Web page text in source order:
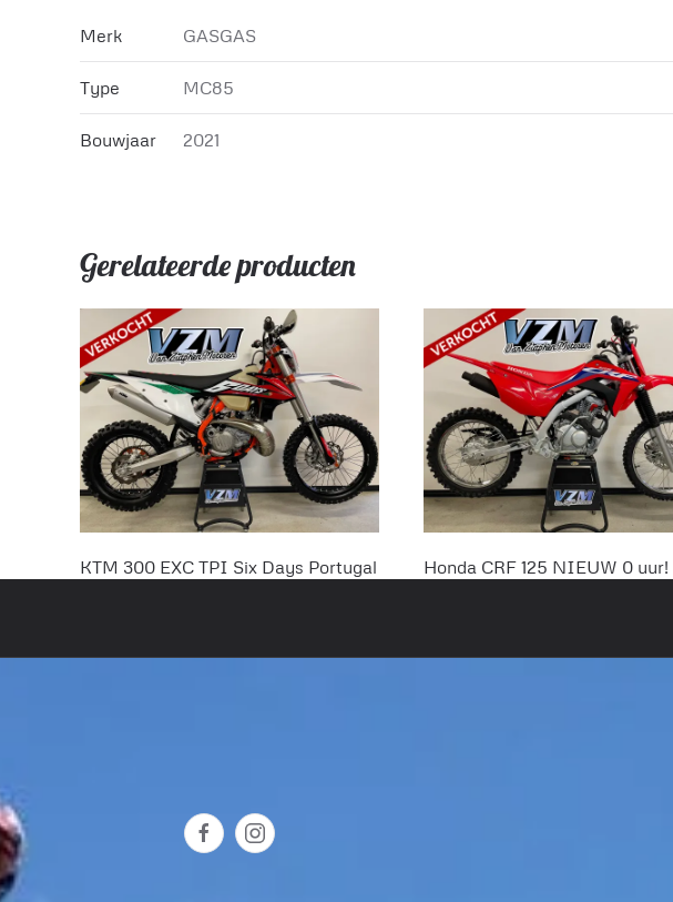
Merk GASGAS
Type MC85
Bouwjaar 2021
Gerelateerde producten
KTM 300 EXC TPI Six Days Portugal Honda CRF 125 NIEUW 0 uur!